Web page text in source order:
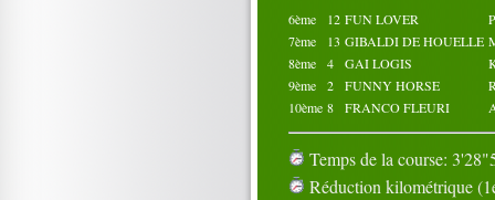
6ème 12 FUN LOVER
7ème
13 GIBALDI DE HOUELLE
8ème
4 GAI LOGIS
9ème
2 FUNNY HORSE
10ème 8 FRANCO FLEURI
Temps de la course:
Réduction kilométrique